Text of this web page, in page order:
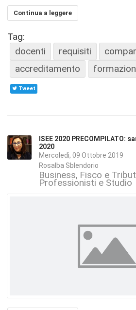
Continua a leggere
Tag:
docenti
requisiti
accreditamento
Tweet
ISEE 2020 PRECOMPILATO:
2020
Mercoledì, 09 Ottobre 2019
Rosalba Sblendorio
Business Fisco e
Professionisti e Studio